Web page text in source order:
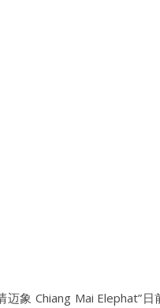
迈象 Chiang Mai Elephat”日